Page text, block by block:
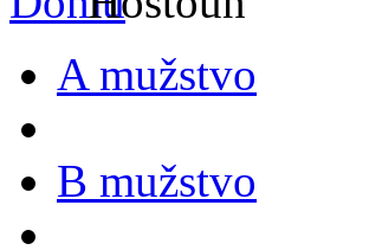
A mužstvo
B mužstvo